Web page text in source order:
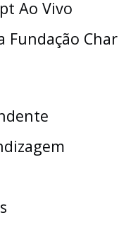
Ao Vivo
Fundação